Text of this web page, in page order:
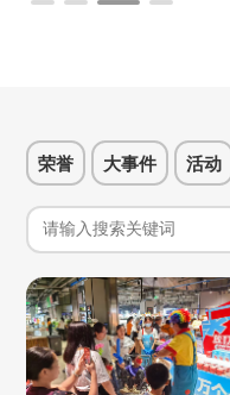
荣誉 大事件 活动